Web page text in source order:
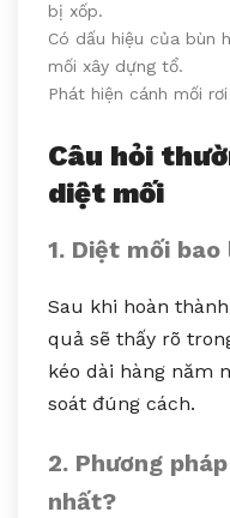
bị xốp.
Có dấu hiệu của bùn
mối xây dựng tổ.
Phát hiện cánh mối
Câu hỏi
diệt mối
1. Diệt mối
Sau khi hoàn
quả sẽ thấy rõ
kéo dài hàng năm
soát đúng cách.
2. Phương
nhất?